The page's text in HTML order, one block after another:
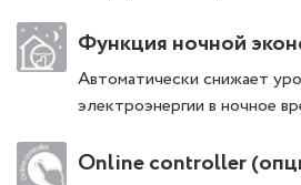
Функция ночной
Автоматически снижает
электроэнергии в ночное
Online controller